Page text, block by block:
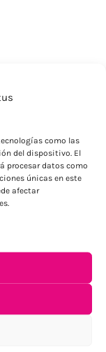
como las
del dispositivo. El
procesar datos como
únicas en este
afectar